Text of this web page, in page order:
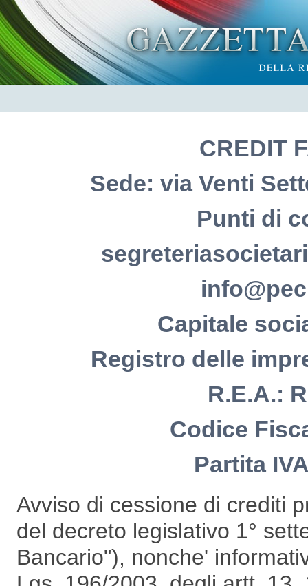
CREDIT
Sede: via Venti
Punti di
Capitale
Registro delle
R.E.A.:
Codice
Partita
Avviso di cessione di crediti
del decreto legislativo 1°
Bancario"), nonche'